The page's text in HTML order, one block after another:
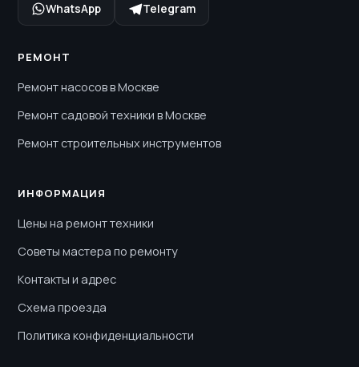
WhatsApp Telegram
РЕМОНТ
Ремонт насосов в Москве
Ремонт садовой техники в Москве
Ремонт строительных инструментов
ИНФОРМАЦИЯ
Цены на ремонт техники
Советы мастера по ремонту
Контакты и адрес
Схема проезда
Политика конфиденциальности